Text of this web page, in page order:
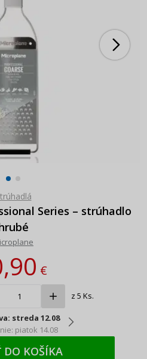
Series – strúhadlo
€
z 5 Ks.
streda 12.08
piatok 14.08
DO KOŠÍKA